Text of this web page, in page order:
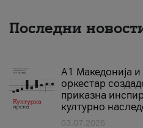
Последни
А1 Македонија
оркестар
приказна
културно
03.07.2026